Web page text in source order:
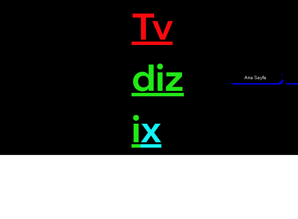
Tv
diz
ix
Ana Sayfa